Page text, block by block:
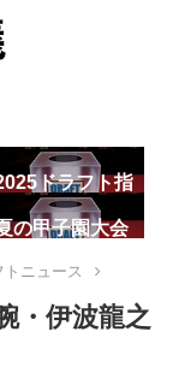
ドラフト指
一覧
の甲子園大会
ニュース
・伊波龍之